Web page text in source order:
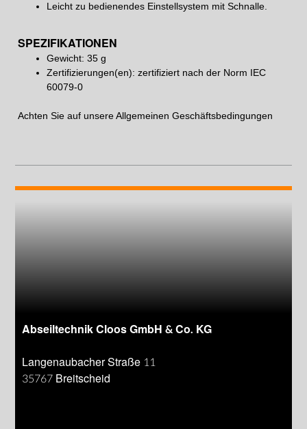
Leicht zu bedienendes Einstellsystem mit Schnalle.
SPEZIFIKATIONEN
Gewicht: 35 g
Zertifizierungen(en): zertifiziert nach der Norm IEC
60079-0
Achten Sie auf unsereAllgemeinen Geschäftsbedingungen
Abseiltechnik Cloos GmbH & Co. KG
Langenaubacher Straße 11
35767 Breitscheid